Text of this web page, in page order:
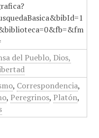
del Pueblo, Dios,
, Correspondencia,
, Peregrinos, Platón,